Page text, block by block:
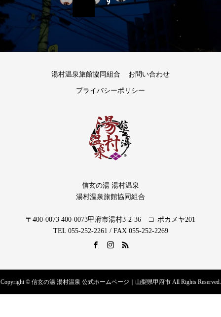
湯村温泉旅館協同組合 お問い合わせ
プライバシーポリシー
信玄の湯 湯村温泉
湯村温泉旅館協同組合
〒400-0073 400-0073甲府市湯村3-2-36 コ-ポカメヤ201
TEL 055‐252‐2261 / FAX 055‐252‐2269
Copyright © 信玄の湯 湯村温泉 公式ホームページ｜山梨県甲府市 All Rights Reserved.